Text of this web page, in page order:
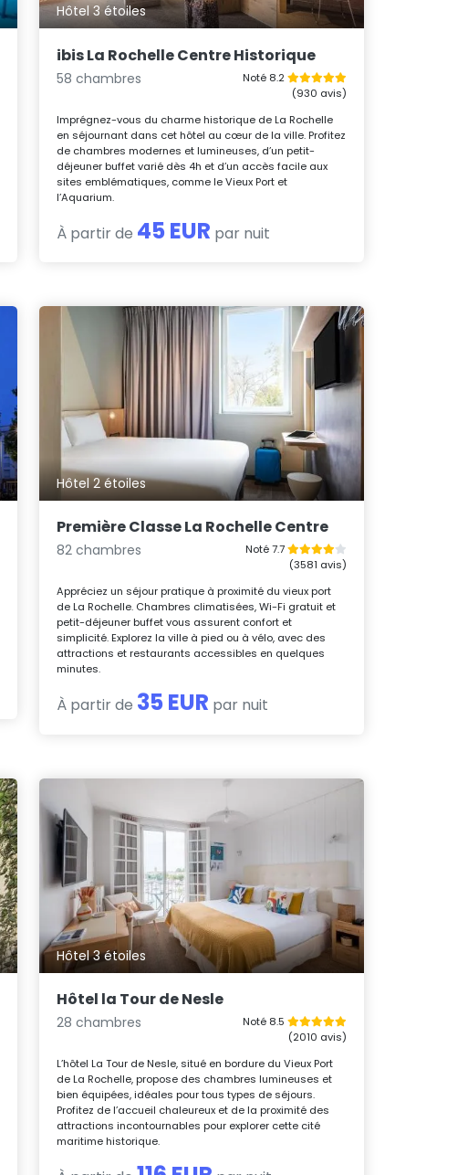
Hôtel 3 étoiles
ibis La Rochelle Centre Historique
58 chambres
Noté 8.2
(930 avis)
Imprégnez-vous du charme historique de La Rochelle
en séjournant dans cet hôtel au cœur de la ville. Profitez
de chambres modernes et lumineuses, d’un petit-
déjeuner buffet varié dès 4h et d’un accès facile aux
sites emblématiques, comme le Vieux Port et
l’Aquarium.
À partir de 45 EUR par nuit
Hôtel 2 étoiles
Première Classe La Rochelle Centre
82 chambres
Noté 7.7
(3581 avis)
Appréciez un séjour pratique à proximité du vieux port
de La Rochelle. Chambres climatisées, Wi-Fi gratuit et
petit-déjeuner buffet vous assurent confort et
simplicité. Explorez la ville à pied ou à vélo, avec des
attractions et restaurants accessibles en quelques
minutes.
À partir de 35 EUR par nuit
Hôtel 3 étoiles
Hôtel la Tour de Nesle
28 chambres
Noté 8.5
(2010 avis)
L’hôtel La Tour de Nesle, situé en bordure du Vieux Port
de La Rochelle, propose des chambres lumineuses et
bien équipées, idéales pour tous types de séjours.
Profitez de l’accueil chaleureux et de la proximité des
attractions incontournables pour explorer cette cité
maritime historique.